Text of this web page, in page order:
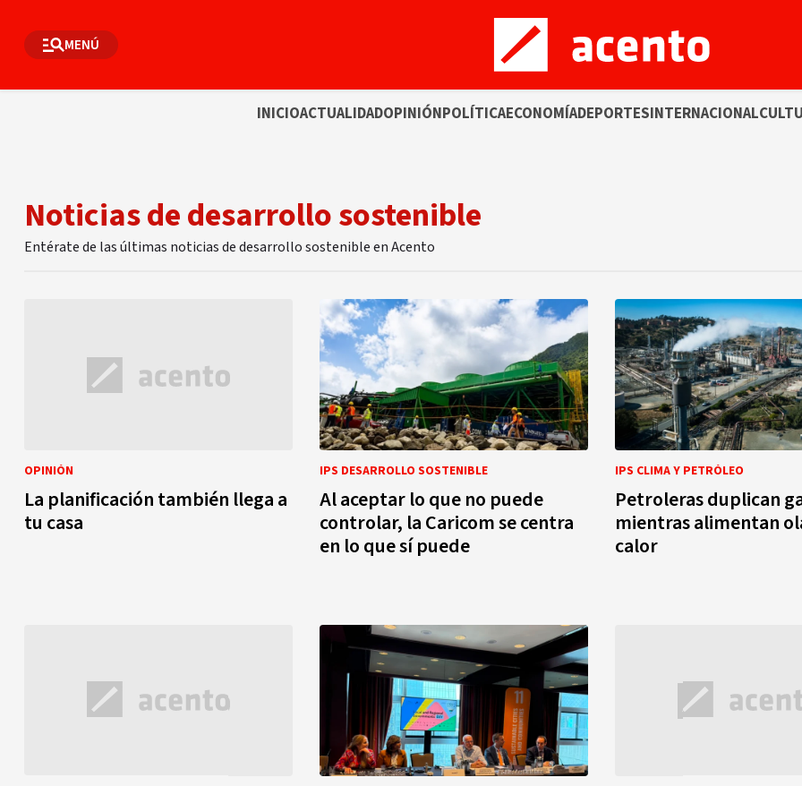
MENÚ
INICIOACTUALIDADOPINIÓNPOLÍTICAECONOMÍADEPORTESINTERNACIONAL
Noticias de desarrollo sostenible
Entérate de las últimas noticias de desarrollo sostenible en Acento
OPINIÓN
La planificación también llega a
tu casa
IPS DESARROLLO SOSTENIBLE
Al aceptar lo que no puede
controlar, la Caricom se centra
en lo que sí puede
IPS CLIMA Y PETRÓLEO
Petroleras duplican
mientras alimentan
calor